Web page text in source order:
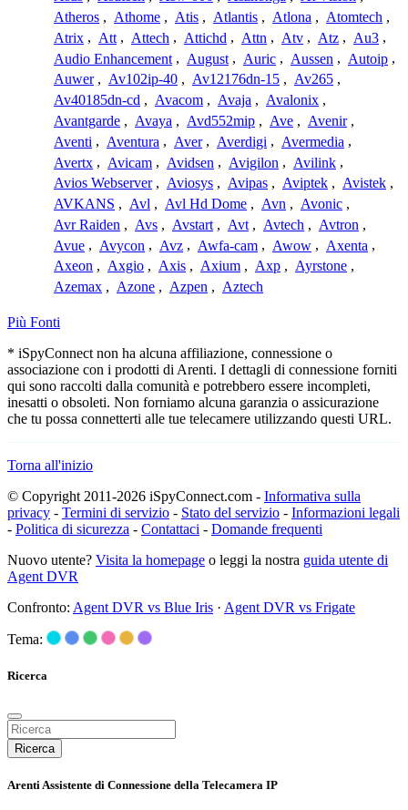
Atheros , Athome , Atis , Atlantis , Atlona , Atomtech ,
Atrix , Att , Attech , Attichd , Attn , Atv , Atz , Au3 ,
Audio Enhancement , August , Auric , Aussen , Autoip ,
Auwer , Av102ip-40 , Av12176dn-15 , Av265 ,
Av40185dn-cd , Avacom , Avaja , Avalonix ,
Avantgarde , Avaya , Avd552mip , Ave , Avenir ,
Aventi , Aventura , Aver , Averdigi , Avermedia ,
Avertx , Avicam , Avidsen , Avigilon , Avilink ,
Avios Webserver , Aviosys , Avipas , Aviptek , Avistek ,
AVKANS , Avl , Avl Hd Dome , Avn , Avonic ,
Avr Raiden , Avs , Avstart , Avt , Avtech , Avtron ,
Avue , Avycon , Avz , Awfa-cam , Awow , Axenta ,
Axeon , Axgio , Axis , Axium , Axp , Ayrstone ,
Azemax , Azone , Azpen , Aztech
Più Fonti
* iSpyConnect non ha alcuna affiliazione, connessione o
associazione con i prodotti di Arenti. I dettagli di connessione forniti
qui sono raccolti dalla comunità e potrebbero essere incompleti,
inesatti o obsoleti. Non forniamo alcuna garanzia o assicurazione
che tu possa connetterti alle tue telecamere utilizzando questi URL.
Torna all'inizio
© Copyright 2011-2026 iSpyConnect.com - Informativa sulla
privacy - Termini di servizio - Stato del servizio - Informazioni legali
- Politica di sicurezza - Contattaci - Domande frequenti
Nuovo utente? Visita la homepage o leggi la nostra guida utente di
Agent DVR
Confronto: Agent DVR vs Blue Iris · Agent DVR vs Frigate
Tema:
Ricerca
Ricerca
Arenti Assistente di Connessione della Telecamera IP